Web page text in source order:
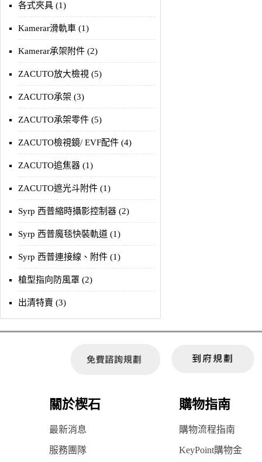
各式夾具 (1)
Kamerar滑軌車 (1)
Kamerar承架附件 (2)
ZACUTO放大檢視 (5)
ZACUTO承架 (3)
ZACUTO承架零件 (5)
ZACUTO檢視鏡/ EVF配件 (4)
ZACUTO追焦器 (1)
ZACUTO遮光斗附件 (1)
Syrp 西普縮時攝影控制器 (2)
Syrp 西普魔毯快裝軌道 (1)
Syrp 西普連接線、附件 (1)
槍型指向防風罩 (2)
出清特賣 (3)
關於楔石 購物指南
最新消息 購物流程指南
服務團隊 KeyPoint購物金